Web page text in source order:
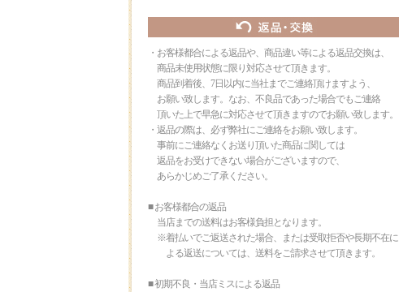
・お客様都合による返品や、商品違い等による返品交換は、
商品未使用状態に限り対応させて頂きます。
商品到着後、7日以内に当社までご連絡頂けますよう、
お願い致します。なお、不良品であった場合でもご連絡
頂いた上で早急に対応させて頂きますのでお願い致します。
・返品の際は、必ず弊社にご連絡をお願い致します。
事前にご連絡なくお送り頂いた商品に関しては
返品をお受けできない場合がございますので、
あらかじめご了承ください。
■ お客様都合の返品
当店までの送料はお客様負担となります。
※着払いでご返送された場合、または受取拒否や長期不在に
よる返送については、送料をご請求させて頂きます。
■ 初期不良・当店ミスによる返品